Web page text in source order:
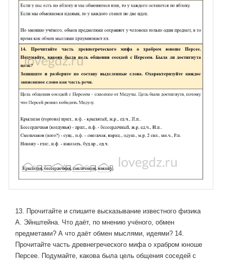
13. Прочитайте и спишите высказывание известного физика
А. Эйнштейна. Что даёт, по мнению учёного, обмен
предметами? А что даёт обмен мыслями, идеями? 14.
Прочитайте часть древнегреческого мифа о храбром юноше
Персее. Подумайте, какова была цель общения соседей с